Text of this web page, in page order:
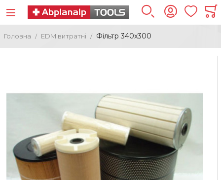
Головна ЕDM витратні Фільтр 340x300